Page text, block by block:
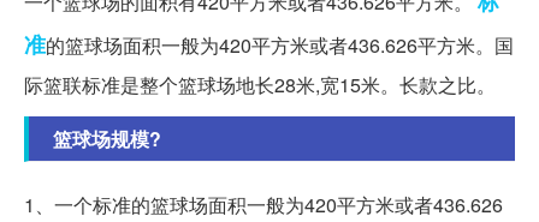
准的篮球场面积一般为420平方米或者436.626平方米。国
际篮联标准是整个篮球场地长28米,宽15米。长款之比。
篮球场规模?
1、一个标准的篮球场面积一般为420平方米或者436.626